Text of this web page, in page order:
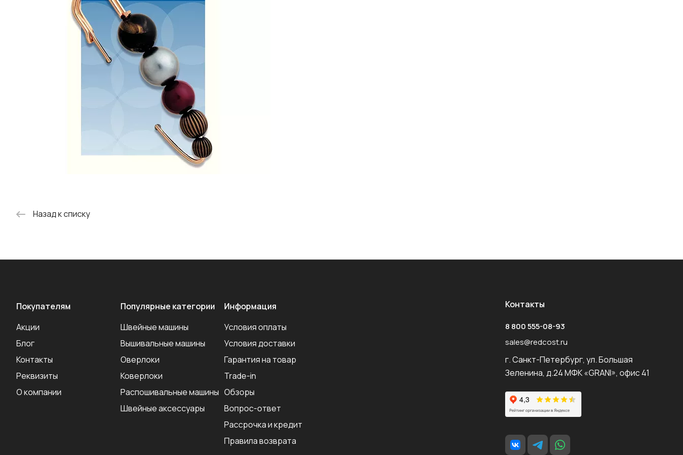
Назад к списку
Покупателям
Акции
Блог
Контакты
Реквизиты
О компании
Популярные категории
Швейные машины
Вышивальные машины
Оверлоки
Коверлоки
Распошивальные машины
Швейные аксеcсуары
Информация
Условия оплаты
Условия доставки
Гарантия на товар
Trade-in
Обзоры
Вопрос-ответ
Рассрочка и кредит
Правила возврата
Контакты
8 800 555-08-93
sales@redcost.ru
г. Санкт-Петербург, ул. Большая
Зеленина, д.24 МФК «GRANI», офис 41